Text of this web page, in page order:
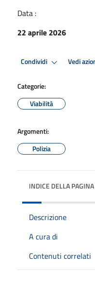
Data :
22 aprile 2026
Condividi Vedi
Categorie:
Viabilità
Argomenti:
Polizia
INDICE DELLA PAGINA
Descrizione
A cura di
Contenuti correlati